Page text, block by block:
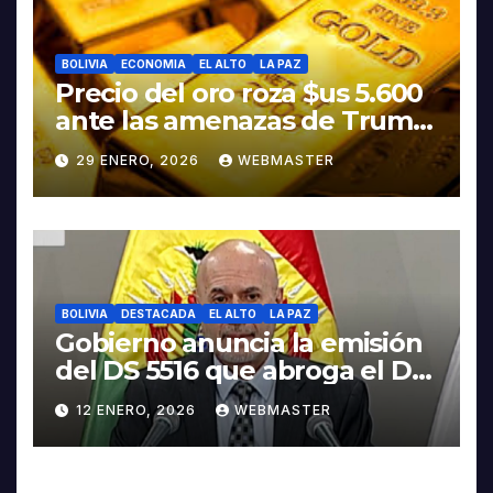
BOLIVIA ECONOMIA EL ALTO LA PAZ
Precio del oro roza $us 5.600
ante las amenazas de Trump
contra Irán
29 ENERO, 2026 WEBMASTER
BOLIVIA DESTACADA EL ALTO LA PAZ
Gobierno anuncia la emisión
del DS 5516 que abroga el DS
5503
12 ENERO, 2026 WEBMASTER